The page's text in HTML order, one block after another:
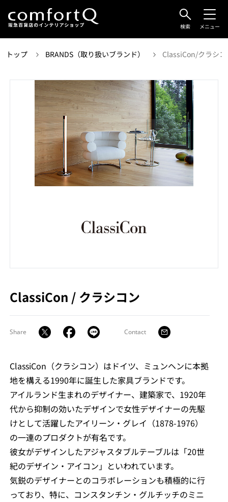
検索 メニュー
トップ BRANDS（取り扱いブランド） ClassiCon/クラシコ
ClassiCon / クラシコン
Share Contact
ClassiCon（クラシコン）はドイツ、ミュンヘンに本拠
地を構える1990年に誕生した家具ブランドです。
アイルランド生まれのデザイナー、建築家で、1920年
代から抑制の効いたデザインで女性デザイナーの先駆
けとして活躍したアイリーン・グレイ（1878-1976）
の一連のプロダクトが有名です。
彼女がデザインしたアジャスタブルテーブルは「20世
紀のデザイン・アイコン」といわれています。
気鋭のデザイナーとのコラボレーションも積極的に行
っており、特に、コンスタンチン・グルチッチのミニ